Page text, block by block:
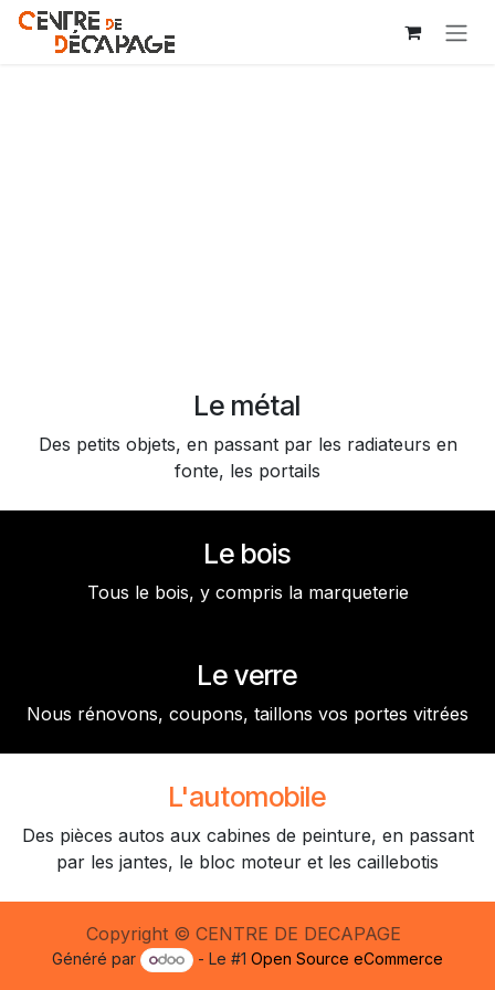
Se rendre au contenu
Le métal
Des petits objets, en passant par les radiateurs en
fonte, les portails
Le bois
Tous le bois, y compris la marqueterie
Le verre
Nous rénovons, coupons, taillons vos portes vitrées
L'automobile
Des pièces autos aux cabines de peinture, en passant
par les jantes, le bloc moteur et les caillebotis
Copyright © CENTRE DE DECAPAGE
Généré par - Le #1Open Source eCommerce